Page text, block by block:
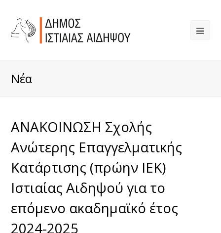
Νέα
ΑΝΑΚΟΙΝΩΣΗ Σχολής
Ανώτερης Επαγγελματικής
Κατάρτισης (πρώην ΙΕΚ)
Ιστιαίας Αιδηψού για το
επόμενο ακαδημαϊκό έτος
2024-2025